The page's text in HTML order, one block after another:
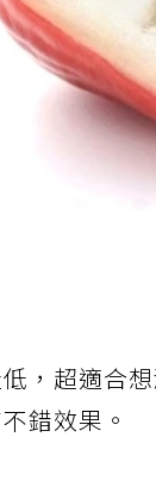
，超適合
錯效果。